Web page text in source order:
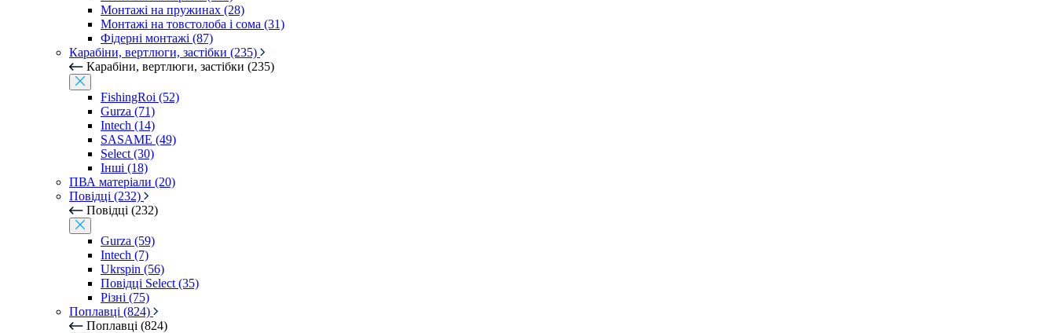
Монтажі на пружинах (28)
Монтажі на товстолоба і сома (31)
Фідерні монтажі (87)
Карабіни, вертлюги, застібки (235)
Карабіни, вертлюги, застібки (235)
FishingRoi (52)
Gurza (71)
Intech (14)
SASAME (49)
Select (30)
Інші (18)
ПВА матеріали (20)
Повідці (232)
Повідці (232)
Gurza (59)
Intech (7)
Ukrspin (56)
Повідці Select (35)
Різні (75)
Поплавці (824)
Поплавці (824)